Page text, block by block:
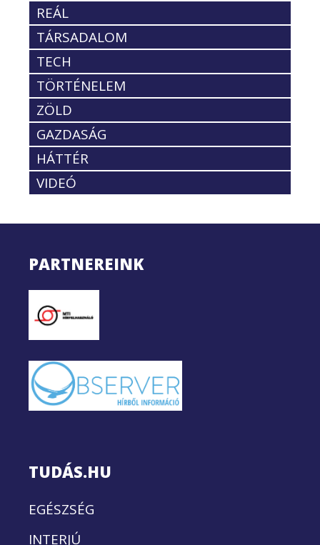
REÁL
TÁRSADALOM
TECH
TÖRTÉNELEM
ZÖLD
GAZDASÁG
HÁTTÉR
VIDEÓ
PARTNEREINK
TUDÁS.HU
EGÉSZSÉG
INTERJÚ